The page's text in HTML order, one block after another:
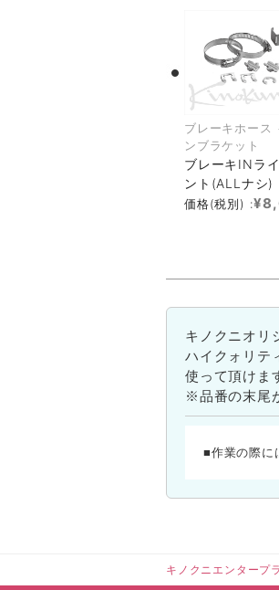
ブレーキホース
ンブラケット
ブレーキINラ
ント(ALLナシ)
価格(税別) :
キノクニオリ
ハイクォリテ
使って頂けま
※品番の末尾
■作業の際に
キノクニエンタープ